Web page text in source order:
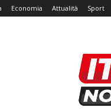
Economia Attualità Sport